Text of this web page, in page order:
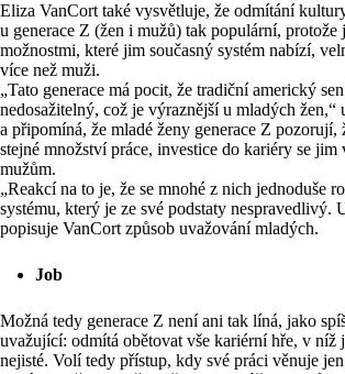
Eliza VanCort také vysvětluje, že odmítání
u generace Z (žen i mužů) tak populární, protože
možnostmi, které jim současný systém nabízí,
více než muži.
„Tato generace má pocit, že tradiční americký
nedosažitelný, což je výraznější u mladých žen,“
a připomíná, že mladé ženy generace Z
stejné množství práce, investice do kariéry se jim
mužům.
„Reakcí na to je, že se mnohé z nich jednoduše
systému, který je ze své podstaty nespravedlivý.
popisuje VanCort způsob uvažování mladých.
Job
Možná tedy generace Z není ani tak líná, jako
uvažující: odmítá obětovat vše kariérní hře, v níž
nejisté. Volí tedy přístup, kdy své práci věnuje